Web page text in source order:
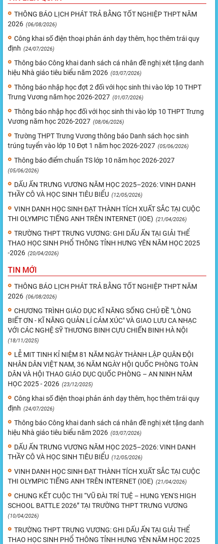
THÔNG BÁO LỊCH PHÁT TRẢ BẰNG TỐT NGHIỆP THPT NĂM
2026 (06/08/2026)
Công khai số điện thoại phản ánh dạy thêm, học thêm trái quy
định (24/07/2026)
Thông báo Công khai danh sách cá nhân đề nghị xét tặng danh
hiệu Nhà giáo tiêu biểu năm 2026 (03/07/2026)
Thông báo nhập học đợt 2 đối với học sinh thi vào lớp 10 THPT
Trưng Vương năm học 2026-2027 (01/07/2026)
Thông báo nhập học đối với học sinh thi vào lớp 10 THPT Trưng
Vương năm học 2026-2027 (08/06/2026)
Trường THPT Trưng Vương thông báo Danh sách học sinh
trúng tuyển vào lớp 10 Đợt 1 năm học 2026-2027 (05/06/2026)
Thông báo điểm chuẩn TS lớp 10 năm học 2026-2027
(05/06/2026)
DẤU ẤN TRƯNG VƯƠNG NĂM HỌC 2025–2026: VINH DANH
THẦY CÔ VÀ HỌC SINH TIÊU BIỂU (12/05/2026)
VINH DANH HỌC SINH ĐẠT THÀNH TÍCH XUẤT SẮC TẠI CUỘC
THI OLYMPIC TIẾNG ANH TRÊN INTERNET (IOE) (21/04/2026)
TRƯỜNG THPT TRƯNG VƯƠNG: GHI DẤU ẤN TẠI GIẢI THỂ
THAO HỌC SINH PHỔ THÔNG TỈNH HƯNG YÊN NĂM HỌC 2025
-2026 (20/04/2026)
TIN MỚI
THÔNG BÁO LỊCH PHÁT TRẢ BẰNG TỐT NGHIỆP THPT NĂM
2026 (06/08/2026)
CHƯƠNG TRÌNH GIÁO DỤC KĨ NĂNG SỐNG CHỦ ĐỀ "LÒNG
BIẾT ƠN - KĨ NĂNG QUẢN LÍ CẢM XÚC" VÀ GIAO LƯU CA NHẠC
VỚI CÁC NGHỆ SỸ THƯƠNG BINH CỰU CHIẾN BINH HÀ NỘI
(18/11/2025)
LỄ MIT TINH KỈ NIỆM 81 NĂM NGÀY THÀNH LẬP QUÂN ĐỘI
NHÂN DÂN VIỆT NAM, 36 NĂM NGÀY HỘI QUỐC PHÒNG TOÀN
DÂN VÀ HỘI THAO GIÁO DỤC QUỐC PHÒNG – AN NINH NĂM
HỌC 2025 - 2026 (23/12/2025)
Công khai số điện thoại phản ánh dạy thêm, học thêm trái quy
định (24/07/2026)
Thông báo Công khai danh sách cá nhân đề nghị xét tặng danh
hiệu Nhà giáo tiêu biểu năm 2026 (03/07/2026)
DẤU ẤN TRƯNG VƯƠNG NĂM HỌC 2025–2026: VINH DANH
THẦY CÔ VÀ HỌC SINH TIÊU BIỂU (12/05/2026)
VINH DANH HỌC SINH ĐẠT THÀNH TÍCH XUẤT SẮC TẠI CUỘC
THI OLYMPIC TIẾNG ANH TRÊN INTERNET (IOE) (21/04/2026)
CHUNG KẾT CUỘC THI “VŨ ĐÀI TRÍ TUỆ – HUNG YEN'S HIGH
SCHOOL BATTLE 2026” TẠI TRƯỜNG THPT TRƯNG VƯƠNG
(10/04/2026)
TRƯỜNG THPT TRƯNG VƯƠNG: GHI DẤU ẤN TẠI GIẢI THỂ
THAO HỌC SINH PHỔ THÔNG TỈNH HƯNG YÊN NĂM HỌC 2025